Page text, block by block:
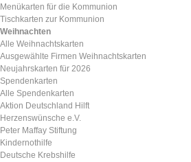
Menükarten für die Kommunion
Tischkarten zur Kommunion
Weihnachten
Alle Weihnachtskarten
Ausgewählte Firmen Weihnachtskarten
Neujahrskarten für 2026
Spendenkarten
Alle Spendenkarten
Aktion Deutschland Hilft
Herzenswünsche e.V.
Peter Maffay Stiftung
Kindernothilfe
Deutsche Krebshilfe